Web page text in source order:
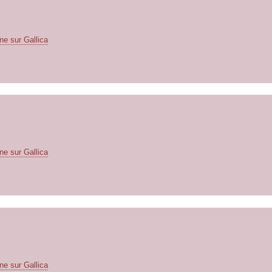
sur Gallica
sur Gallica
sur Gallica